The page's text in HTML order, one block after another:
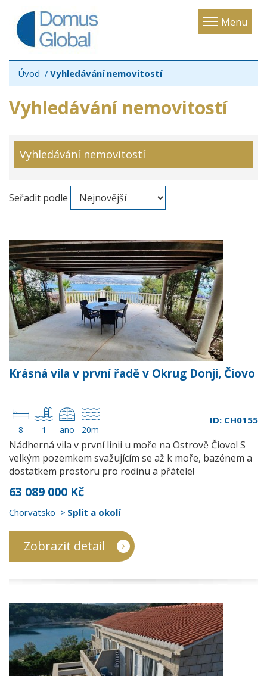
Menu
Toggle
Úvod Vyhledávání nemovitostí
Vyhledávání nemovitostí
Vyhledávání nemovitostí
Seřadit podle
Krásná vila v první řadě v Okrug Donji, Čiovo
8 1 ano 20m
ID: CH0155
Nádherná vila v první linii u moře na Ostrově Čiovo! S
velkým pozemkem svažujícím se až k moře, bazénem a
dostatkem prostoru pro rodinu a přátele!
63 089 000 Kč
Chorvatsko Split a okolí
Zobrazit detail